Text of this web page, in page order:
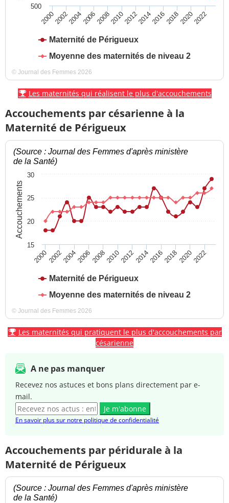
Maternité de Périgueux
Moyenne des maternités de niveau 2
200020022004200620082010201220142016201820202022
500
© Journal des Femmes 2026
Les maternités qui réalisent le plus d'accouchements
Accouchements par césarienne à la
Maternité de Périgueux
Accouchements
(Source : Journal des Femmes d'après ministère
de la Santé)
Maternité de Périgueux
Moyenne des maternités de niveau 2
200020022004200620082010201220142016201820202022
15
20
25
30
© Journal des Femmes 2026
Les maternités qui pratiquent le plus d'accouchements par
césarienne
A ne pas manquer
Recevez nos astuces et bons plans directement par e-
mail.
Je m'abonne
En savoir plus sur notre politique de confidentialité
Accouchements par péridurale à la
Maternité de Périgueux
(Source : Journal des Femmes d'après ministère
de la Santé)